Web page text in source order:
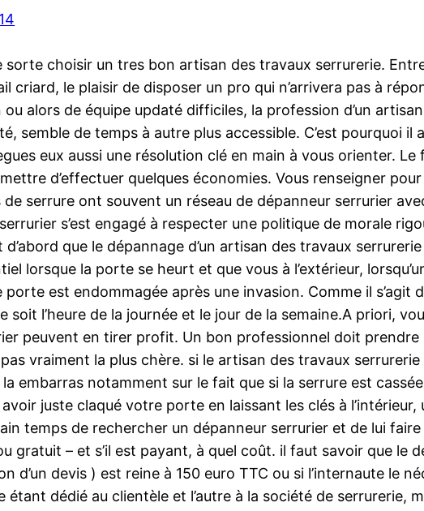
choisir un tres bon artisan des travaux serrurerie.
le plaisir de disposer un pro qui n’arrivera pas à
alors de équipe updaté difficiles, la profession d’un
semble de temps à autre plus accessible. C’est pourquoi
eux aussi une résolution clé en main à vous orienter.
d’effectuer quelques économies. Vous renseigner pour
serrure ont souvent un réseau de dépanneur serrurier
s’est engagé à respecter une politique de morale
que le dépannage d’un artisan des travaux
lorsque la porte se heurt et que vous à l’extérieur,
porte est endommagée après une invasion. Comme il s’agit
l’heure de la journée et le jour de la semaine.A priori,
peuvent en tirer profit. Un bon professionnel doit prendre
vraiment la plus chère. si le artisan des travaux
embarras notamment sur le fait que si la serrure est
juste claqué votre porte en laissant les clés à l’intérieur,
temps de rechercher un dépanneur serrurier et de lui
gratuit – et s’il est payant, à quel coût. il faut savoir que le
d’un devis ) est reine à 150 euro TTC ou si l’internaute le
dédié au clientèle et l’autre à la société de serrurerie,